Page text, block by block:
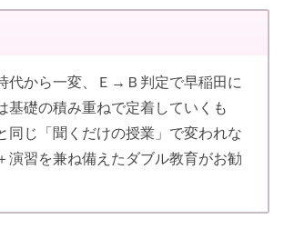
代から一変、Ｅ→Ｂ判定で早稲田に
基礎の積み重ねで定着していくも
同じ「聞くだけの授業」で変われな
演習を兼ね備えたダブル教育がお勧